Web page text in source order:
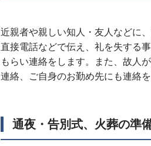
近親者や親しい知人・友人などに
直接電話などで伝え、礼を失する
もらい連絡をします。また、故人
連絡、ご自身のお勤め先にも連絡を
通夜・告別式、火葬の準